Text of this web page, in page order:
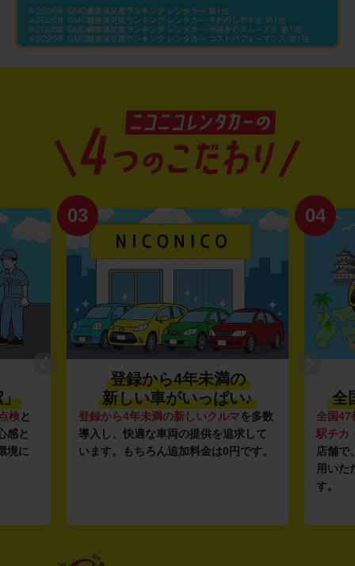
」
検と
感と
境に
03
登録から4年未満の
新しい車がいっぱい♪
登録から4年未満の新しいクルマを多数
導入し、快適な車両の提供を追求して
います。もちろん追加料金は0円です。
04
全
全国47
駅チカ
店舗で
用いた
す。